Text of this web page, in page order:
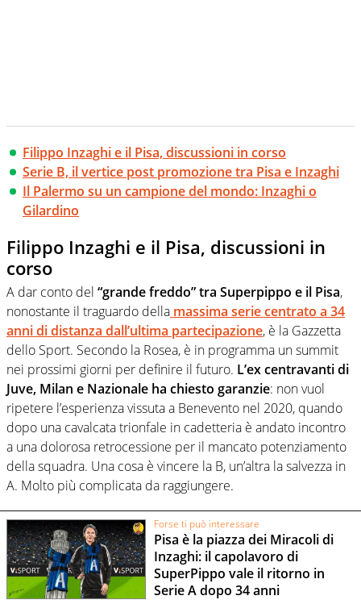
Filippo Inzaghi e il Pisa, discussioni in corso
Serie B, il vertice post promozione tra Pisa e Inzaghi
Il Palermo su un campione del mondo: Inzaghi o
Gilardino
Filippo Inzaghi e il Pisa, discussioni in
corso
A dar conto del “grande freddo” tra Superpippo e il Pisa,
nonostante il traguardo della massima serie centrato a 34
anni di distanza dall’ultima partecipazione, è la Gazzetta
dello Sport. Secondo la Rosea, è in programma un summit
nei prossimi giorni per definire il futuro. L’ex centravanti di
Juve, Milan e Nazionale ha chiesto garanzie: non vuol
ripetere l’esperienza vissuta a Benevento nel 2020, quando
dopo una cavalcata trionfale in cadetteria è andato incontro
a una dolorosa retrocessione per il mancato potenziamento
della squadra. Una cosa è vincere la B, un’altra la salvezza in
A. Molto più complicata da raggiungere.
Forse ti può interessare
Pisa è la piazza dei Miracoli di
Inzaghi: il capolavoro di
SuperPippo vale il ritorno in
Serie A dopo 34 anni